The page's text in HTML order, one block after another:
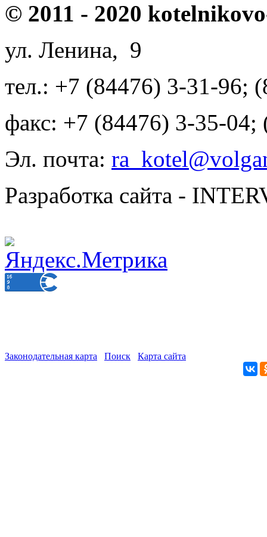
© 2011 - 2020
ул. Ленина, 9
тел.: +7 (84476) 3-31-96;
факс: +7 (84476) 3-35-04;
Эл. почта:
Разработка сайта -
Законодательная карта Поиск Карта сайта